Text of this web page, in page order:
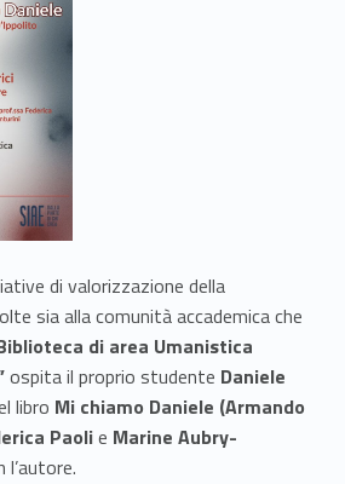
di valorizzazione della
sia alla comunità accademica che
di area Umanistica
ospita il proprio studente Daniele
libro Mi chiamo Daniele (Armando
Paolie Marine Aubry-